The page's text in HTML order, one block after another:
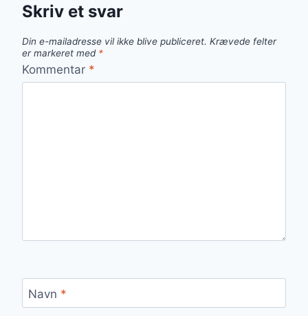
Skriv et svar
Din e-mailadresse vil ikke blive publiceret. Krævede felter
er markeret med *
Kommentar *
Navn *